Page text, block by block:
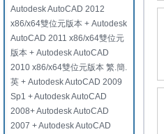
Autodesk AutoCAD 2012
x86/x64雙位元版本 + Autodesk
AutoCAD 2011 x86/x64雙位元
版本 + Autodesk AutoCAD
2010 x86/x64雙位元版本 繁.簡.
英 + Autodesk AutoCAD 2009
Sp1 + Autodesk AutoCAD
2008+ Autodesk AutoCAD
2007 + Autodesk AutoCAD